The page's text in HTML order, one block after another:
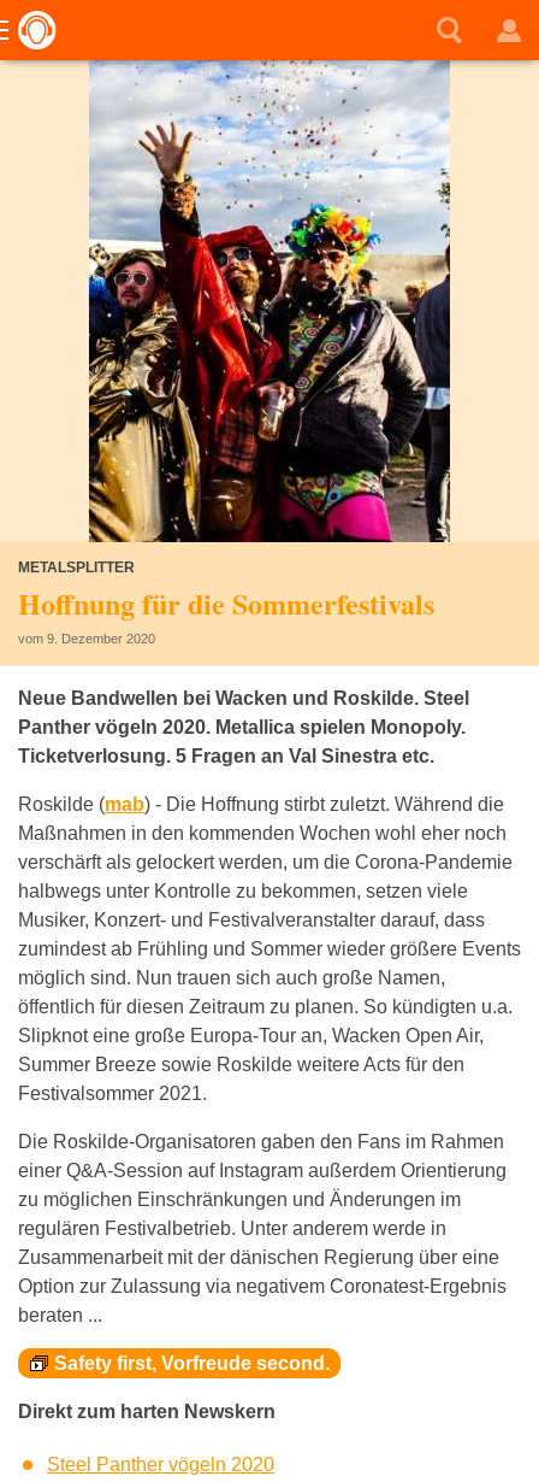
METALSPLITTER
Hoffnung für die Sommerfestivals
vom 9. Dezember 2020
Neue Bandwellen bei Wacken und Roskilde. Steel
Panther vögeln 2020. Metallica spielen Monopoly.
Ticketverlosung. 5 Fragen an Val Sinestra etc.
Roskilde (mab) - Die Hoffnung stirbt zuletzt. Während die
Maßnahmen in den kommenden Wochen wohl eher noch
verschärft als gelockert werden, um die Corona-Pandemie
halbwegs unter Kontrolle zu bekommen, setzen viele
Musiker, Konzert- und Festivalveranstalter darauf, dass
zumindest ab Frühling und Sommer wieder größere Events
möglich sind. Nun trauen sich auch große Namen,
öffentlich für diesen Zeitraum zu planen. So kündigten u.a.
Slipknot eine große Europa-Tour an, Wacken Open Air,
Summer Breeze sowie Roskilde weitere Acts für den
Festivalsommer 2021.
Die Roskilde-Organisatoren gaben den Fans im Rahmen
einer Q&A-Session auf Instagram außerdem Orientierung
zu möglichen Einschränkungen und Änderungen im
regulären Festivalbetrieb. Unter anderem werde in
Zusammenarbeit mit der dänischen Regierung über eine
Option zur Zulassung via negativem Coronatest-Ergebnis
beraten ...
Safety first, Vorfreude second.
Direkt zum harten Newskern
Steel Panther vögeln 2020